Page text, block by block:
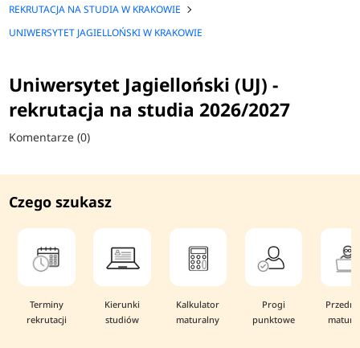
REKRUTACJA NA STUDIA W KRAKOWIE
UNIWERSYTET JAGIELLOŃSKI W KRAKOWIE
Uniwersytet Jagielloński (UJ) -
rekrutacja na studia 2026/2027
Komentarze (0)
Czego szukasz
Terminy
rekrutacji
Kierunki
studiów
Kalkulator
maturalny
Progi
punktowe